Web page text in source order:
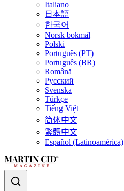
Italiano
日本語
한국어
Norsk bokmål
Polski
Português (PT)
Português (BR)
Română
Русский
Svenska
Türkçe
Tiếng Việt
简体中文
繁體中文
Español (Latinoamérica)